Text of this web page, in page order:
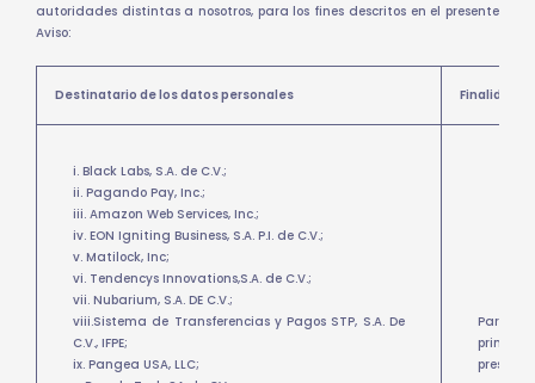
autoridades distintas a nosotros, para los fines descritos en el presente
Aviso:
Destinatario de los datos personales Finalidad
i. Black Labs, S.A. de C.V.;
ii. Pagando Pay, Inc.;
iii. Amazon Web Services, Inc.;
iv. EON Igniting Business, S.A. P.I. de C.V.;
v. Matilock, Inc;
vi. Tendencys Innovations,S.A. de C.V.;
vii. Nubarium, S.A. DE C.V.;
viii.Sistema de Transferencias y Pagos STP, S.A. De
C.V., IFPE;
ix. Pangea USA, LLC;
Para el